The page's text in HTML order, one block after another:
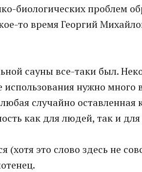
биологических проблем
то время Георгий
сауны все-таки был.
нужно много
случайно оставленная
как для людей, так и
это слово здесь не